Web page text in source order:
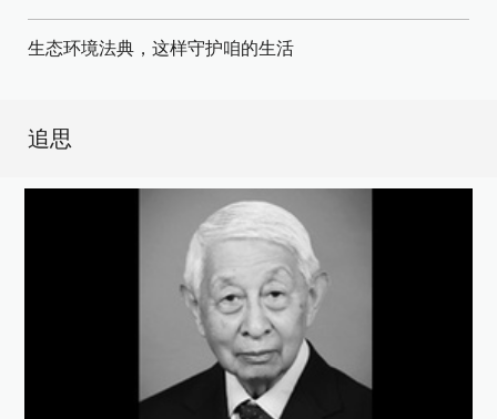
生态环境法典，这样守护咱的生活
追思